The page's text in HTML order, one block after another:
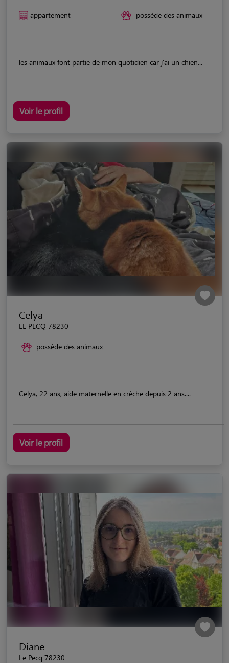
appartement possède des animaux
les animaux font partie de mon quotidien car j'ai un chien...
Voir le profil
Celya
LE PECQ 78230
possède des animaux
Celya, 22 ans, aide maternelle en crèche depuis 2 ans....
Voir le profil
Diane
Le Pecq 78230